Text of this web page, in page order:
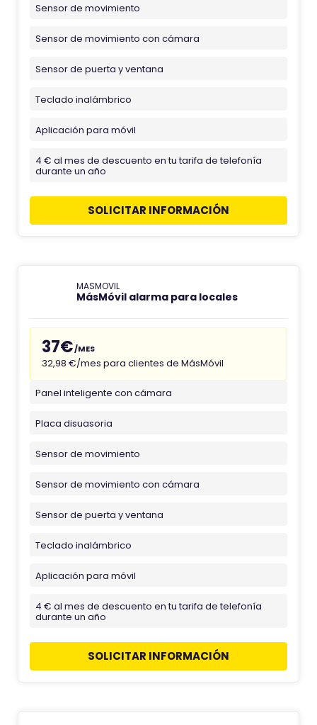
Sensor de movimiento
Sensor de movimiento con cámara
Sensor de puerta y ventana
Teclado inalámbrico
Aplicación para móvil
4 € al mes de descuento en tu tarifa de telefonía
durante un año
SOLICITAR INFORMACIÓN
MASMOVIL
MásMóvil alarma para locales
37€/MES
32,98 €/mes para clientes de MásMóvil
Panel inteligente con cámara
Placa disuasoria
Sensor de movimiento
Sensor de movimiento con cámara
Sensor de puerta y ventana
Teclado inalámbrico
Aplicación para móvil
4 € al mes de descuento en tu tarifa de telefonía
durante un año
SOLICITAR INFORMACIÓN